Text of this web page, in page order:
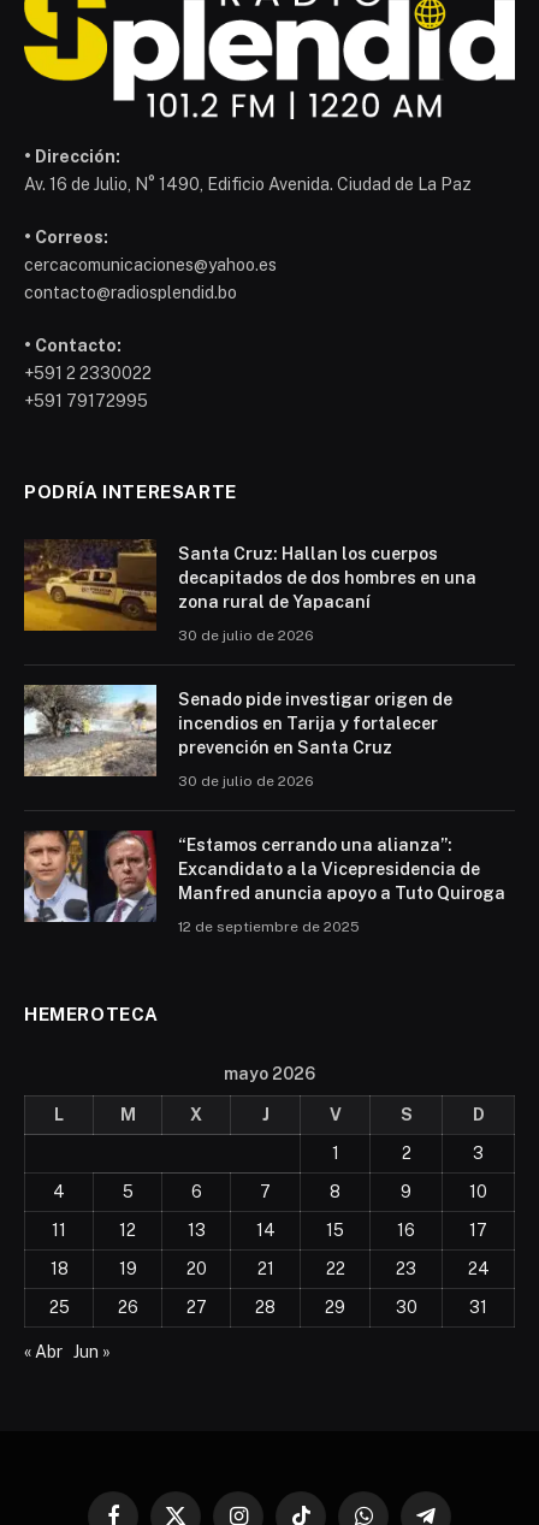
• Dirección:
Av. 16 de Julio, N° 1490, Edificio Avenida. Ciudad de La Paz
• Correos:
cercacomunicaciones@yahoo.es
contacto@radiosplendid.bo
• Contacto:
+591 2 2330022
+591 79172995
PODRÍA INTERESARTE
Santa Cruz: Hallan los cuerpos
decapitados de dos hombres en una
zona rural de Yapacaní
30 de julio de 2026
Senado pide investigar origen de
incendios en Tarija y fortalecer
prevención en Santa Cruz
30 de julio de 2026
“Estamos cerrando una alianza”:
Excandidato a la Vicepresidencia de
Manfred anuncia apoyo a Tuto Quiroga
12 de septiembre de 2025
HEMEROTECA
mayo 2026
L M X J V S
D
1
2
3
4
5 6 7 8 9
10
11
12 13 14 15 16
17
18
19 20 21 22 23
24
25
26 27 28 29 30 31
« Abr Jun »